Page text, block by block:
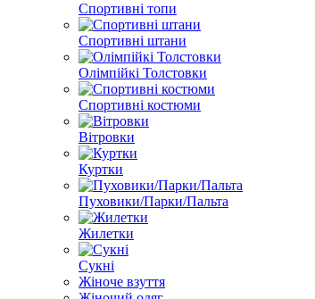
Спортивні топи
Спортивні штани
Олімпійкі Толстовки
Спортивні костюми
Вітровки
Куртки
Пуховики/Парки/Пальта
Жилетки
Сукні
Жіноче взуття